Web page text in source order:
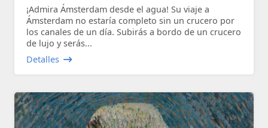
¡Admira Ámsterdam desde el agua! Su viaje a
Ámsterdam no estaría completo sin un crucero por
los canales de un día. Subirás a bordo de un crucero
de lujo y serás...
Detalles